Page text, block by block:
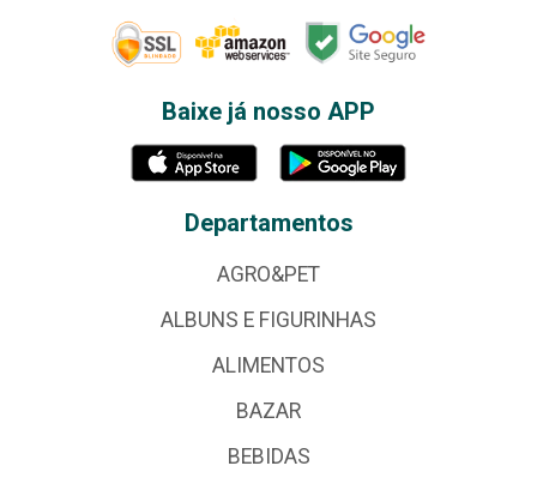
Baixe já nosso APP
Departamentos
AGRO&PET
ALBUNS E FIGURINHAS
ALIMENTOS
BAZAR
BEBIDAS